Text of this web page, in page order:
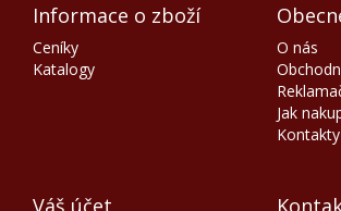
Informace o zboží
Ceníky
Katalogy
O nás
Jak
Kontakty
Váš účet